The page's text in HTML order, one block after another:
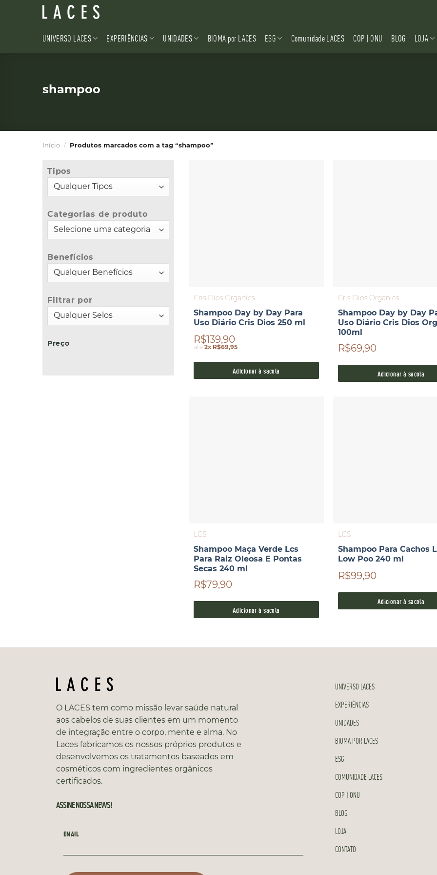
UNIVERSO LACES EXPERIÊNCIAS UNIDADES BIOMA por LACES ESG Comunidade LACES COP | ONU BLOG LOJA
shampoo
Início / Produtos marcados com a tag “shampoo”
Tipos
Categorias de produto
Benefícios
Filtrar por
Preço
Cris Dios Organics
Shampoo Day by Day Para
Uso Diário Cris Dios 250 ml
R$139,90
até2x R$69,95
Adicionar à sacola
Cris Dios Organics
Shampoo Day by Day
Uso Diário Cris Dios
100ml
R$69,90
Adicionar à sacola
LCS
Shampoo Maça Verde Lcs
Para Raiz Oleosa E Pontas
Secas 240 ml
R$79,90
Adicionar à sacola
LCS
Shampoo Para Cachos
Low Poo 240 ml
R$99,90
Adicionar à sacola
O LACES tem como missão levar saúde natural
aos cabelos de suas clientes em um momento
de integração entre o corpo, mente e alma. No
Laces fabricamos os nossos próprios produtos e
desenvolvemos os tratamentos baseados em
cosméticos com ingredientes orgânicos
certificados.
ASSINE NOSSA NEWS!
EMAIL
UNIVERSO LACES
EXPERIÊNCIAS
UNIDADES
BIOMA POR LACES
ESG
COMUNIDADE LACES
COP | ONU
BLOG
LOJA
CONTATO